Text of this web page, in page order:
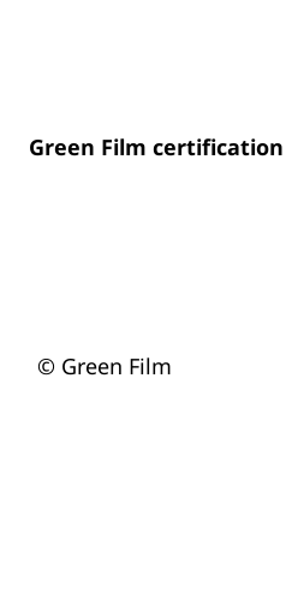
Green Film certification
© Green Film